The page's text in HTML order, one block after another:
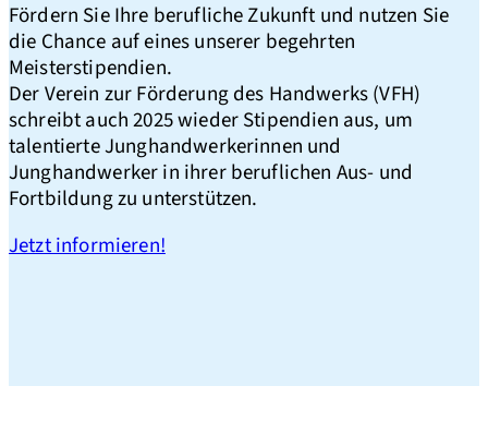
Fördern Sie Ihre berufliche Zukunft und nutzen Sie
die Chance auf eines unserer begehrten
Meisterstipendien.
Der Verein zur Förderung des Handwerks (VFH)
schreibt auch 2025 wieder Stipendien aus, um
talentierte Junghandwerkerinnen und
Junghandwerker in ihrer beruflichen Aus- und
Fortbildung zu unterstützen.
Jetzt informieren!